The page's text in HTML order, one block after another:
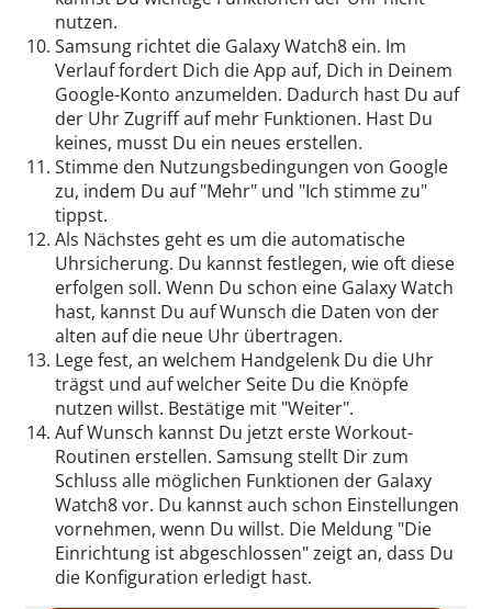
nutzen.
Samsung richtet die Galaxy Watch8 ein. Im
Verlauf fordert Dich die App auf, Dich in Deinem
Google-Konto anzumelden. Dadurch hast Du auf
der Uhr Zugriff auf mehr Funktionen. Hast Du
keines, musst Du ein neues erstellen.
Stimme den Nutzungsbedingungen von Google
zu, indem Du auf "Mehr" und "Ich stimme zu"
tippst.
Als Nächstes geht es um die automatische
Uhrsicherung. Du kannst festlegen, wie oft diese
erfolgen soll. Wenn Du schon eine Galaxy Watch
hast, kannst Du auf Wunsch die Daten von der
alten auf die neue Uhr übertragen.
Lege fest, an welchem Handgelenk Du die Uhr
trägst und auf welcher Seite Du die Knöpfe
nutzen willst. Bestätige mit "Weiter".
Auf Wunsch kannst Du jetzt erste Workout-
Routinen erstellen. Samsung stellt Dir zum
Schluss alle möglichen Funktionen der Galaxy
Watch8 vor. Du kannst auch schon Einstellungen
vornehmen, wenn Du willst. Die Meldung "Die
Einrichtung ist abgeschlossen" zeigt an, dass Du
die Konfiguration erledigt hast.